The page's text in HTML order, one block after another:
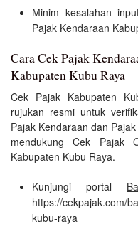
Minim kesalahan
Pajak Kendaraan
Cara Cek Pajak
Kabupaten Kubu Raya
Cek Pajak Kabupaten
rujukan resmi untuk
Pajak Kendaraan dan
mendukung Cek Pajak
Kabupaten Kubu Raya.
Kunjungi portal
https://cekpajak.com/
kubu-raya